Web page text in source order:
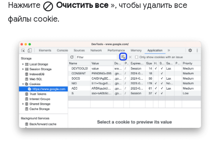
Нажмите block Очистить все », чтобы удалить все
файлы cookie.